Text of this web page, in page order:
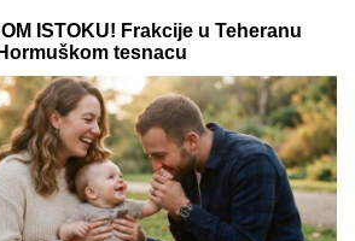
ja Ronaldu - zovu me
brine me to, a on mi
gore mreže zbog SLIKE
GEORGINE RODRIGEZ:
šta ju je izbacilo iz koloseka,
žena i Penelope Kruz je
podržale